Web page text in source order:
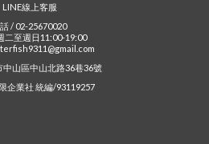
LINE線上客服
/ 02-25670020
二至週日11:00-19:00
中山區中山北路36巷36號
企業社 統編/93119257